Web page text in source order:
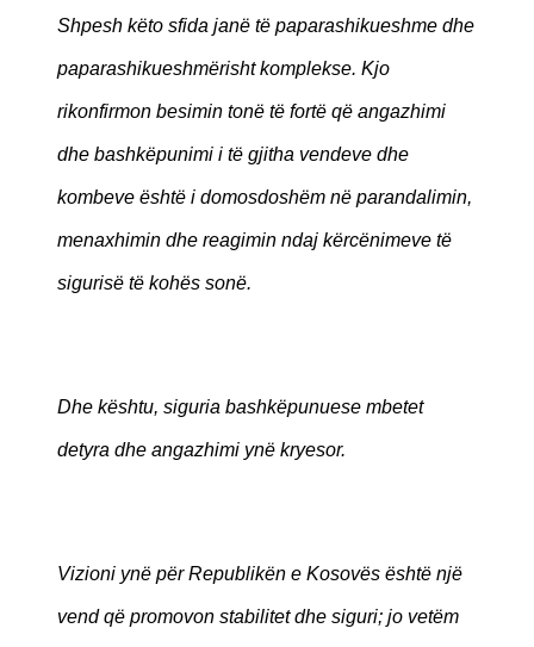
Shpesh këto sfida janë të paparashikueshme dhe
paparashikueshmërisht komplekse. Kjo
rikonfirmon besimin tonë të fortë që angazhimi
dhe bashkëpunimi i të gjitha vendeve dhe
kombeve është i domosdoshëm në parandalimin,
menaxhimin dhe reagimin ndaj kërcënimeve të
sigurisë të kohës sonë.
Dhe kështu, siguria bashkëpunuese mbetet
detyra dhe angazhimi ynë kryesor.
Vizioni ynë për Republikën e Kosovës është një
vend që promovon stabilitet dhe siguri; jo vetëm